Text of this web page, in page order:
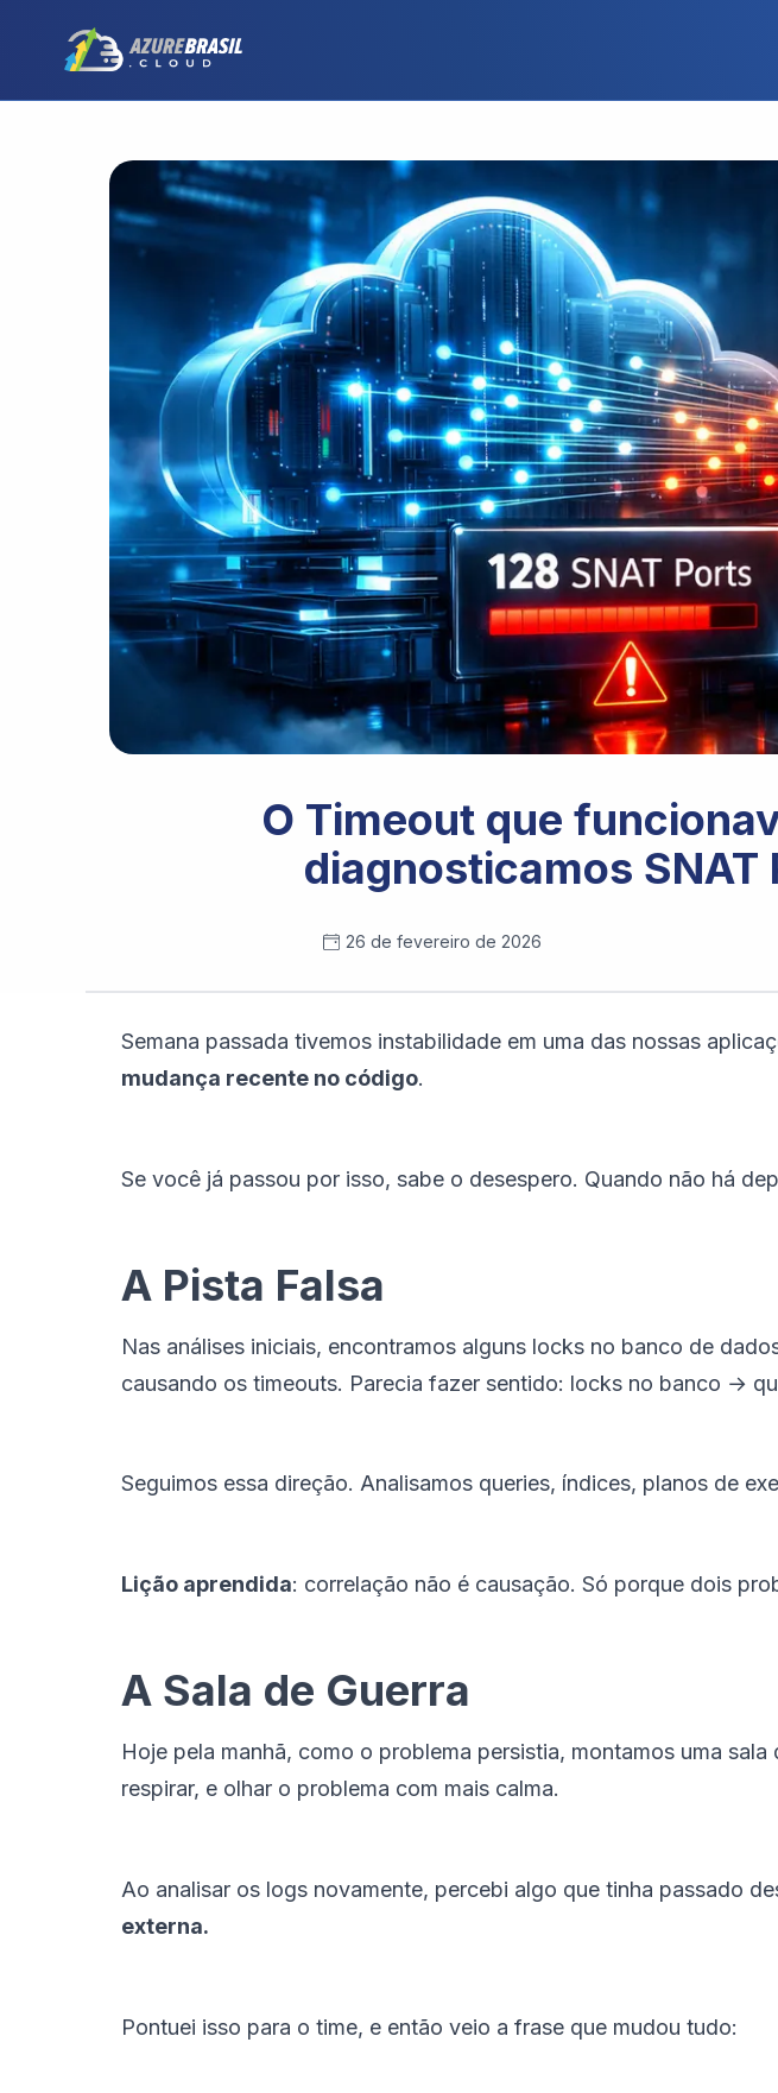
O Timeout que
diagnosticamos
26 de fevereiro de 2026
Semana passada tivemos instabilidade em uma das nossas
mudança recente no código.
Se você já passou por isso, sabe o desespero. Quando não há
A Pista Falsa
Nas análises iniciais, encontramos alguns locks no banco de
causando os timeouts. Parecia fazer sentido: locks no banco →
Seguimos essa direção. Analisamos queries, índices, planos de
Lição aprendida: correlação não é causação. Só porque dois
A Sala de Guerra
Hoje pela manhã, como o problema persistia, montamos uma
respirar, e olhar o problema com mais calma.
Ao analisar os logs novamente, percebi algo que tinha passado
externa.
Pontuei isso para o time, e então veio a frase que mudou tudo: